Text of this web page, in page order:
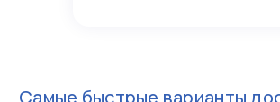
Самые быстрые варианты